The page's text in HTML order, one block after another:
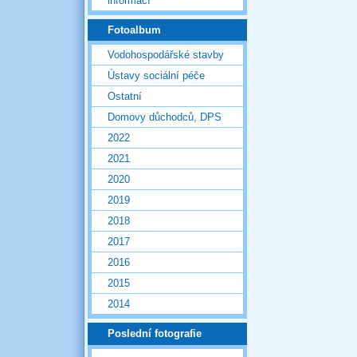
Fotoalbum
Vodohospodářské stavby
Ústavy sociální péče
Ostatní
Domovy důchodců, DPS
2022
2021
2020
2019
2018
2017
2016
2015
2014
Poslední fotografie